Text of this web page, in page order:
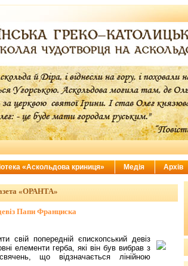
«ОРАНТА»
Папи Франциска
свій попередній єпископський девіз
елементи герба, які він був вибрав з
що відзначається лінійною
«Аскольдова криниця» Медія Архів